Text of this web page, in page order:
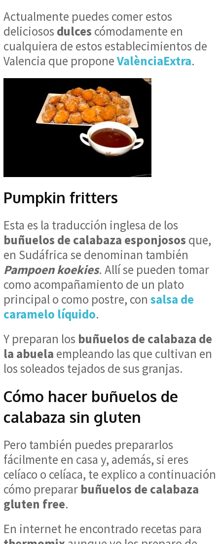
Actualmente puedes comer estos
deliciosos dulces cómodamente en
cualquiera de estos establecimientos de
Valencia que proponeValènciaExtra.
Pumpkin fritters
Esta es la traducción inglesa de los
buñuelos de calabaza esponjosos que,
en Sudáfrica se denominan también
Pampoen koekies. Allí se pueden tomar
como acompañamiento de un plato
principal o como postre, con salsa de
caramelo líquido.
Y preparan los buñuelos de calabaza de
la abuela empleando las que cultivan en
los soleados tejados de sus granjas.
Cómo hacer buñuelos de
calabaza sin gluten
Pero también puedes prepararlos
fácilmente en casa y, además, si eres
celíaco o celíaca, te explico a continuación
cómo preparar buñuelos de calabaza
gluten free.
En internet he encontrado recetas para